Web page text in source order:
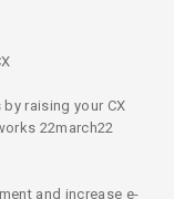
raising your CX
22march22
and increase e-